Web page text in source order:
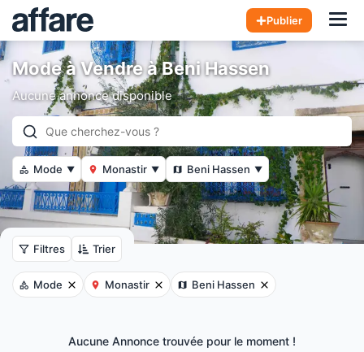
Publier
Mode à Vendre à Beni Hassen
Aucune annonce disponible
Mode ▼ Monastir ▼ Beni Hassen ▼
Filtres Trier
Mode Monastir Beni Hassen
Aucune Annonce trouvée pour le moment !